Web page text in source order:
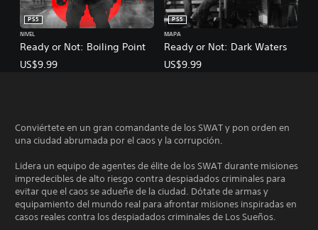
Ready or Not: Boiling Point
PS5
NIVEL
US$9.99
Ready or Not: Dark Waters
PS5
MAPA
US$9.99
Conviértete en un gran comandante de los SWAT y pon orden en
una ciudad abrumada por el caos y la corrupción.
Lidera un equipo de agentes de élite de los SWAT durante misiones
impredecibles de alto riesgo contra despiadados criminales para
evitar que el caos se adueñe de la ciudad. Dótate de armas y
equipamiento del mundo real para afrontar misiones inspiradas en
casos reales contra los despiadados criminales de Los Sueños.